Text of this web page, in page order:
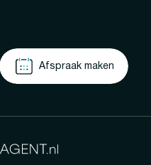
Afspraak maken